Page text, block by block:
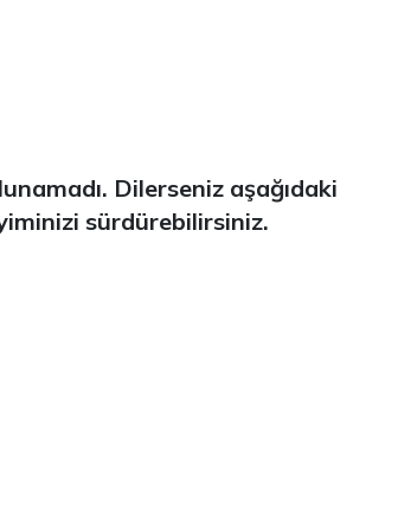
Dilerseniz aşağıdaki
sürdürebilirsiniz.